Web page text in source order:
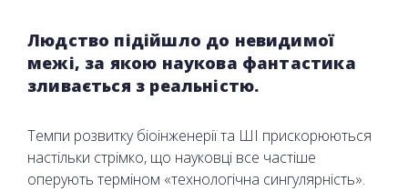
Людство підійшло до невидимої
межі, за якою наукова фантастика
зливається з реальністю.
Темпи розвитку біоінженерії та ШІ прискорюються
настільки стрімко, що науковці все частіше
оперують терміном «технологічна сингулярність».